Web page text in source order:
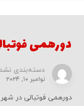
دورهمی
دسته‌بندی
نوامبر ۱۰, ۲۰۲۴
دورهمی فوتبالی در